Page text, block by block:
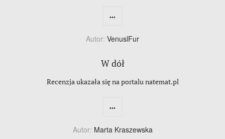
...
Autor: VenuslFur
W dół
Recenzja ukazała się na portalu natemat.pl
...
Autor: Marta Kraszewska